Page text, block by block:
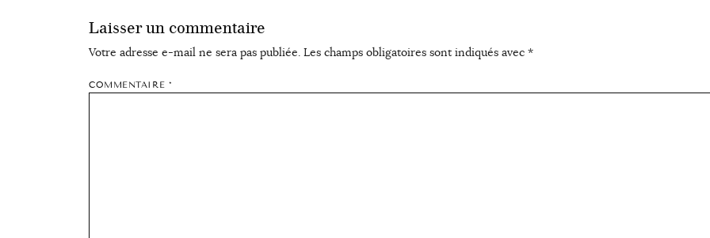
Laisser un commentaire
Votre adresse e-mail ne sera pas publiée. Les champs obligatoires sont indiqués avec *
COMMENTAIRE *